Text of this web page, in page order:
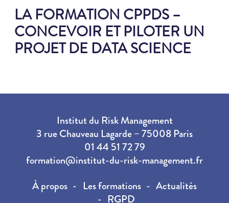
LA FORMATION CPPDS –
CONCEVOIR ET PILOTER UN
PROJET DE DATA SCIENCE
Institut du Risk Management
3 rue Chauveau Lagarde – 75008 Paris
01 44 51 72 79
formation@institut-du-risk-management.fr
À propos
Les formations
Actualités
RGPD